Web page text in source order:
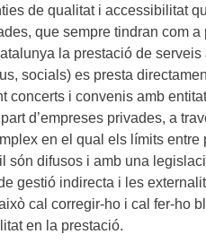
de qualitat i accessibilitat
que sempre tindran com a
la prestació de serveis
socials) es presta
concerts i convenis amb
d’empreses privades, a
en el qual els límits entre
són difusos i amb una
gestió indirecta i les
cal corregir-ho i cal fer-ho
en la prestació.